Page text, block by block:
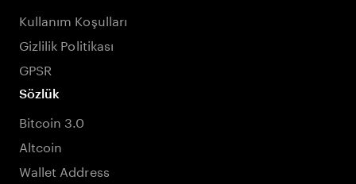
Kullanım Koşulları
Gizlilik Politikası
GPSR
Sözlük
Bitcoin 3.0
Altcoin
Wallet Address